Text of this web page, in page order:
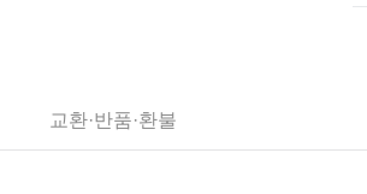
교환·반품·환불